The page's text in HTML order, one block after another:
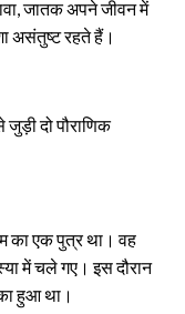
जातक अपने जीवन में
असंतुष्ट रहते हैं।
दो पौराणिक
का एक पुत्र था। वह
में चले गए। इस दौरान
हुआ था।